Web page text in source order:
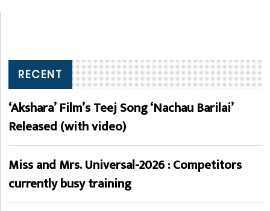
RECENT
‘Akshara’ Film’s Teej Song ‘Nachau Barilai’
Released (with video)
Miss and Mrs. Universal-2026 : Competitors
currently busy training